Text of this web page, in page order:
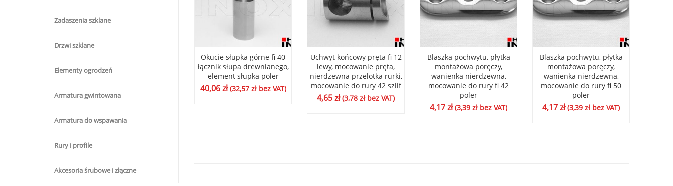
Zadaszenia szklane
Drzwi szklane
Elementy ogrodzeń
Armatura gwintowana
Armatura do wspawania
Rury i profile
Akcesoria śrubowe i złączne
nierdzewna,
płytka montażowa poręczy,
wanienka nierdzewna,
7,30zł (5,93
Okucie słupka górne fi 40
łącznik słupa drewnianego,
element słupka poler
40,06zł (32,57 złbez VAT)
Uchwyt końcowy pręta fi 12
lewy, mocowanie pręta,
nierdzewna przelotka rurki,
mocowanie do rury 42 szlif
4,65zł (3,78 złbez VAT)
Blaszka pochwytu, płytka
montażowa poręczy,
wanienka nierdzewna,
mocowanie do rury fi 42
poler
4,17zł (3,39 złbez VAT)
Blaszka pochwytu, płytka
montażowa poręczy,
wanienka nierdzewna,
mocowanie do rury fi 50
poler
4,17zł (3,39 złbez VAT)